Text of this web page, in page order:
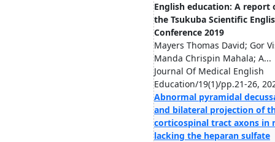
English education: A report
the Tsukuba Scientific
Conference 2019
Mayers Thomas David; Gor
Manda Chrispin Mahala; A...
Journal Of Medical English
Education/19(1)/pp.21-26,
Abnormal pyramidal
and bilateral projection of
corticospinal tract axons in
lacking the heparan sulfate